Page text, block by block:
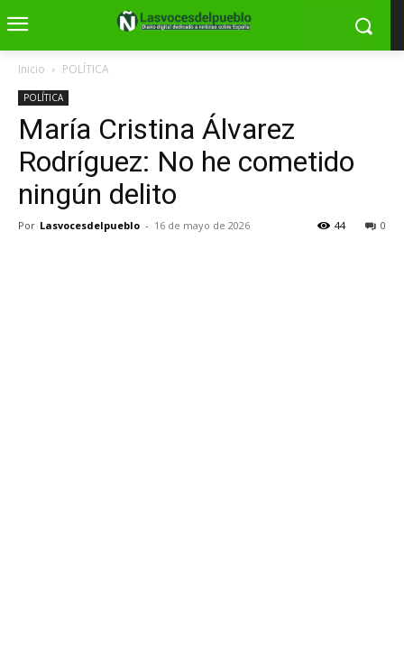
Inicio POLÍTICA
POLÍTICA
María Cristina Álvarez
Rodríguez: No he cometido
ningún delito
Por Lasvocesdelpueblo - 16 de mayo de 2026 0
44